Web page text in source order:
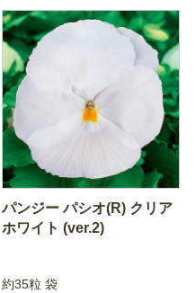
パンジー パシオ(R) クリア
ホワイト (ver.2)
約35粒 袋